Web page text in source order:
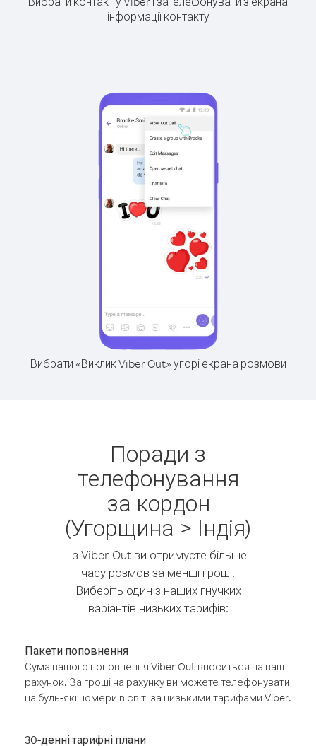
інформації контакту
Вибрати «Виклик Viber Out» угорі екрана розмови
Поради з
телефонування
за кордон
(Угорщина > Індія)
Із Viber Out ви отримуєте більше
часу розмов за менші гроші.
Виберіть один з наших гнучких
варіантів низьких тарифів:
Пакети поповнення
Сума вашого поповнення Viber Out вноситься на ваш
рахунок. За гроші на рахунку ви можете телефонувати
на будь-які номери в світі за низькими тарифами Viber.
30-денні тарифні плани